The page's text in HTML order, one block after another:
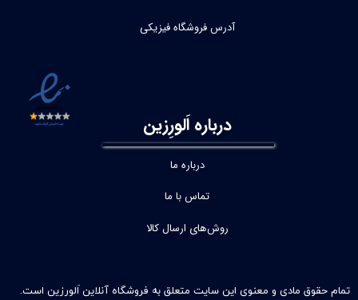
تمام حقوق مادی و معنوی این سایت متعلق به فروشگاه آنلاین اَلورزین است.
آدرس فروشگاه فیزیکی
درباره اَلورِزین
درباره ما
تماس با ما
روش‌های ارسال کالا